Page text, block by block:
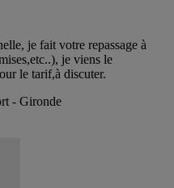
je fait votre repassage à
je viens le
le tarif,à discuter.
- Gironde